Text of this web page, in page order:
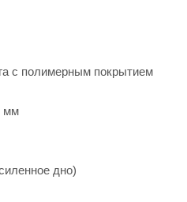
с полимерным покрытием
мм
дно)